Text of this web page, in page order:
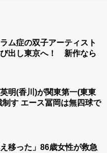
ム症の双子アーティスト
出し東京へ！ 新作なら
明(香川)が関東第一(東東
制す エース冨岡は無四球で
え移った」86歳女性が救急